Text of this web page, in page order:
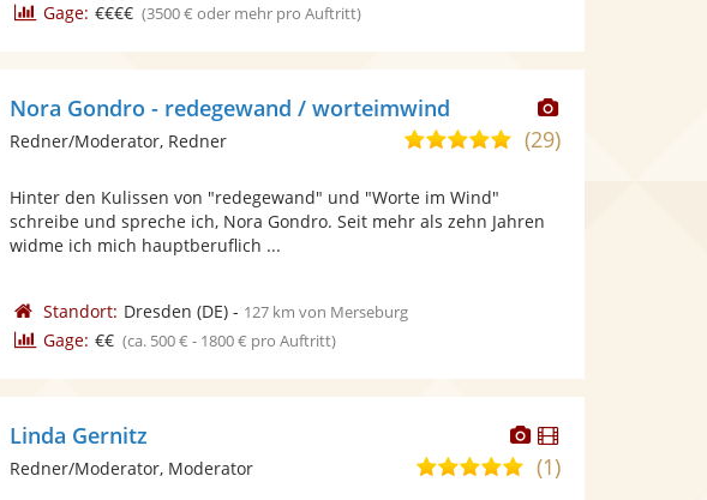
Gage: €€€€ (3500 € oder mehr pro Auftritt)
Dieser
Künstler
Nora Gondro - redegewand / worteimwind
5,0
Sternen
(29)
Redner/Moderator, Redner
Hinter den Kulissen von "redegewand" und "Worte im Wind"
schreibe und spreche ich, Nora Gondro. Seit mehr als zehn Jahren
widme ich mich hauptberuflich ...
Standort: Dresden (DE)- 127 km von Merseburg
Gage: €€ (ca. 500 € - 1800 € pro Auftritt)
Dieser
Künstler
stellt
Dieser
Künstler
Linda Gernitz
5,0(1)
Redner/Moderator, Moderator